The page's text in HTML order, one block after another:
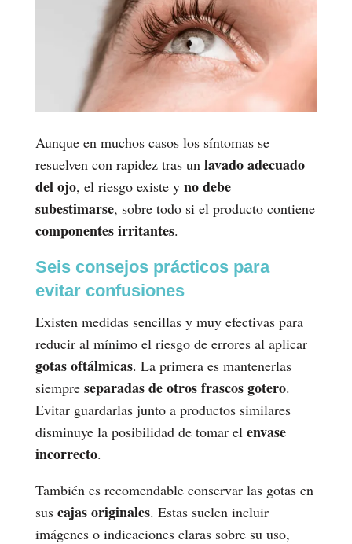
Aunque en muchos casos los síntomas se
resuelven con rapidez tras un lavado adecuado
del ojo, el riesgo existe y no debe
subestimarse, sobre todo si el producto contiene
componentes irritantes.
Seis consejos prácticos para
evitar confusiones
Existen medidas sencillas y muy efectivas para
reducir al mínimo el riesgo de errores al aplicar
gotas oftálmicas. La primera es mantenerlas
siempre separadas de otros frascos gotero.
Evitar guardarlas junto a productos similares
disminuye la posibilidad de tomar el envase
incorrecto.
También es recomendable conservar las gotas en
sus cajas originales. Estas suelen incluir
imágenes o indicaciones claras sobre su uso,